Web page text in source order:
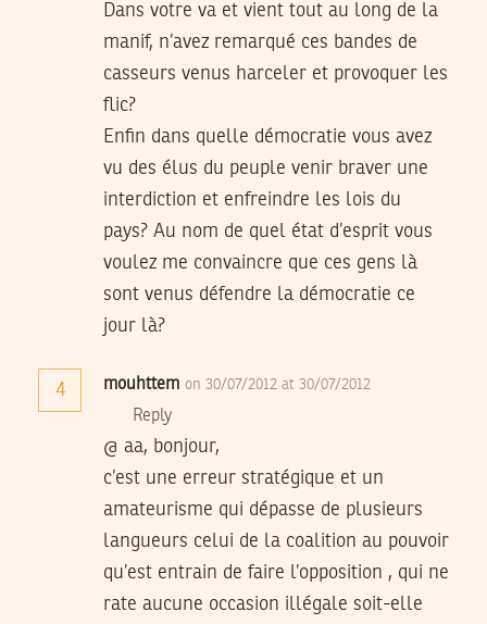
Dans votre va et vient tout au long de la
manif, n’avez remarqué ces bandes de
casseurs venus harceler et provoquer les
flic?
Enfin dans quelle démocratie vous avez
vu des élus du peuple venir braver une
interdiction et enfreindre les lois du
pays? Au nom de quel état d’esprit vous
voulez me convaincre que ces gens là
sont venus défendre la démocratie ce
jour là?
4 mouhttem on 30/07/2012 at 30/07/2012
Reply
@ aa, bonjour,
c’est une erreur stratégique et un
amateurisme qui dépasse de plusieurs
langueurs celui de la coalition au pouvoir
qu’est entrain de faire l’opposition , qui ne
rate aucune occasion illégale soit-elle